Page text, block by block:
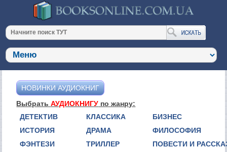
НОВИНКИ АУДИОКНИГ
ВыбратьАУДИОКНИГУ по жанру:
ДЕТЕКТИВ
ИСТОРИЯ
ФЭНТЕЗИ
КЛАССИКА
ДРАМА
ТРИЛЛЕР
БИЗНЕС
ФИЛОСОФИЯ
ПОВЕСТИ И